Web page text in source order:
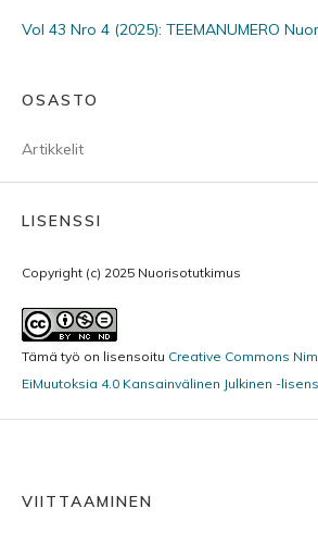
Vol 43 Nro 4 (2025): TEEMANUMERO
OSASTO
Artikkelit
LISENSSI
Copyright (c) 2025 Nuorisotutkimus
Tämä työ on lisensoitu Creative Commons
EiMuutoksia 4.0 Kansainvälinen Julkinen -
VIITTAAMINEN